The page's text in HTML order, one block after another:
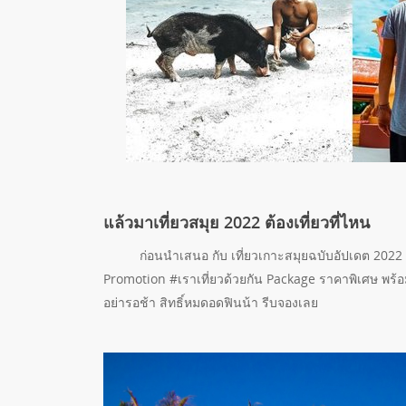
แล้วมาเที่ยวสมุย 2022 ต้องเที่ยวที่ไหน
ก่อนนำเสนอ กับ เที่ยวเกาะสมุยฉบับอัปเดต 2022
Promotion #เราเที่ยวด้วยกัน Package ราคาพิเศษ พ
อย่ารอช้า สิทธิ์หมดอดฟินน้า รีบจองเลย